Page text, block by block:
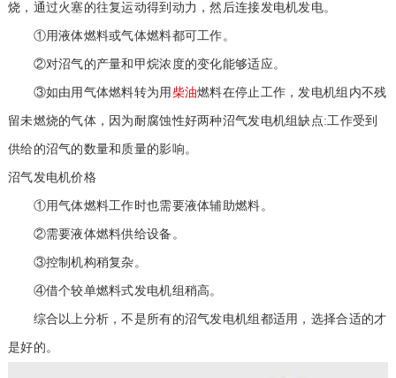
烧，通过火塞的往复运动得到动力，然后连接发电机发电。
①用液体燃料或气体燃料都可工作。
②对沼气的产量和甲烷浓度的变化能够适应。
③如由用气体燃料转为用 柴油燃料在停止工作，发电机组内不残
留未燃烧的气体，因为耐腐蚀性好两种沼气发电机组缺点:工作受到
供给的沼气的数量和质量的影响。
沼气发电机价格
①用气体燃料工作时也需要液体辅助燃料。
②需要液体燃料供给设备。
③控制机构稍复杂。
④借个较单燃料式发电机组稍高。
综合以上分析，不是所有的沼气发电机组都适用，选择合适的才
是好的。